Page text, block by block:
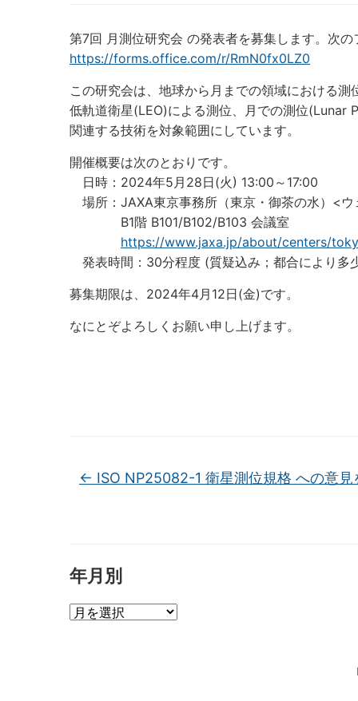
第7回 月測位研究会 の発表者を募集します。次
https://forms.office.com/r/RmN0fx0LZ0
この研究会は、地球から月までの領域における測
低軌道衛星(LEO)による測位、月での測位(Lunar
関連する技術を対象範囲にしています。
開催概要は次のとおりです。
日時：2024年5月28日(火) 13:00～17:00
場所：JAXA東京事務所（東京・御茶の水）<ウ
B1階 B101/B102/B103 会議室
https://www.jaxa.jp/about/centers/
発表時間：30分程度 (質疑込み；都合により多
募集期限は、2024年4月12日(金)です。
なにとぞよろしくお願い申し上げます。
← ISO NP25082-1 衛星測位規格 への意見
年月別
年